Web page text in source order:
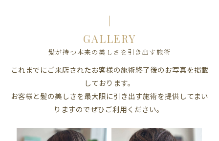
髪が持つ本来の美しさを引き出す施術
GALLERY
これまでにご来店されたお客様の施術終了後のお写真を掲載
しております。
お客様と髪の美しさを最大限に引き出す施術を提供してまい
りますのでぜひご利用ください。